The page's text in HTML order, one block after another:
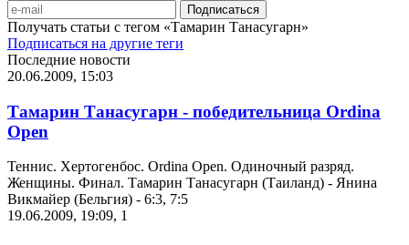
Получать статьи с тегом «Тамарин Танасугарн»
Подписаться на другие теги
Последние новости
20.06.2009, 15:03
Тамарин Танасугарн - победительница Ordina
Open
Теннис. Хертогенбос. Ordina Open. Одиночный разряд.
Женщины. Финал. Тамарин Танасугарн (Таиланд) - Янина
Викмайер (Бельгия) - 6:3, 7:5
19.06.2009, 19:09, 1